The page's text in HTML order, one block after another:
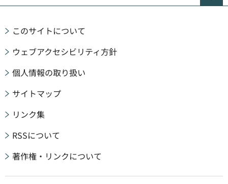
このサイトについて
ウェブアクセシビリティ方針
個人情報の取り扱い
サイトマップ
リンク集
RSSについて
著作権・リンクについて